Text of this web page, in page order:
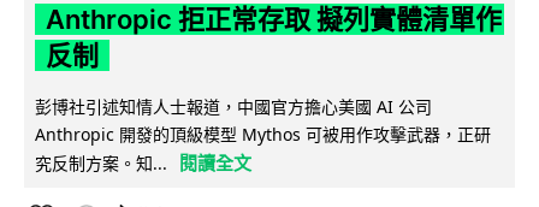
Anthropic 拒正常存取 擬列實體清單作
反制
彭博社引述知情人士報道，中國官方擔心美國 AI 公司
Anthropic 開發的頂級模型 Mythos 可被用作攻擊武器，正研
究反制方案。知...
閱讀全文